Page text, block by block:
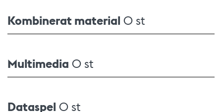
Kombinerat material 0 st
Multimedia 0 st
Dataspel 0 st